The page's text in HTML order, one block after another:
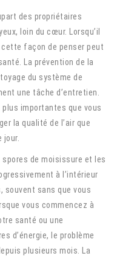
des propriétaires
loin du cœur. Lorsqu’il
cette façon de penser peut
La prévention de la
du système de
une tâche d’entretien.
plus importantes que vous
la qualité de l’air que
spores de moisissure et les
à l’intérieur
souvent sans que vous
vous commencez à
santé ou une
d’énergie, le problème
plusieurs mois. La